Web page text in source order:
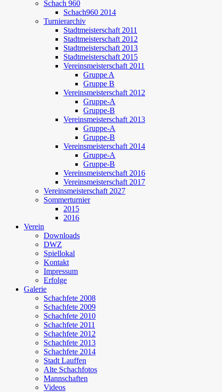
Schach 960
Schach960 2014
Turnierarchiv
Stadtmeisterschaft 2011
Stadtmeisterschaft 2012
Stadtmeisterschaft 2013
Stadtmeisterschaft 2015
Vereinsmeisterschaft 2011
Gruppe A
Gruppe B
Vereinsmeisterschaft 2012
Gruppe-A
Gruppe-B
Vereinsmeisterschaft 2013
Gruppe-A
Gruppe-B
Vereinsmeisterschaft 2014
Gruppe-A
Gruppe-B
Vereinsmeisterschaft 2016
Vereinsmeisterschaft 2017
Vereinsmeisterschaft 2027
Sommerturnier
2015
2016
Verein
Downloads
DWZ
Spiellokal
Kontakt
Impressum
Erfolge
Galerie
Schachfete 2008
Schachfete 2009
Schachfete 2010
Schachfete 2011
Schachfete 2012
Schachfete 2013
Schachfete 2014
Stadt Lauffen
Alte Schachfotos
Mannschaften
Videos